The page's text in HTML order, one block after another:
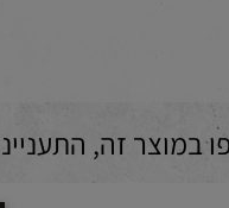
זה, התעניינו גם ב: